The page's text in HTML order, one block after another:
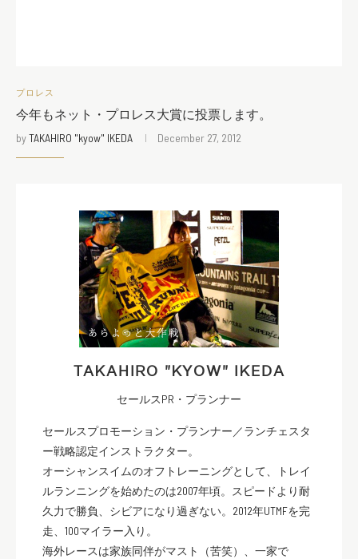
プロレス
今年もネット・プロレス大賞に投票します。
byTAKAHIRO "kyow" IKEDA December 27, 2012
TAKAHIRO "KYOW" IKEDA
セールスPR・プランナー
セールスプロモーション・プランナー／ランチェスタ
ー戦略認定インストラクター。
オーシャンスイムのオフトレーニングとして、トレイ
ルランニングを始めたのは2007年頃。スピードより耐
久力で勝負、シビアになり過ぎない。2012年UTMFを完
走、100マイラー入り。
海外レースは家族同伴がマスト（苦笑）、一家で